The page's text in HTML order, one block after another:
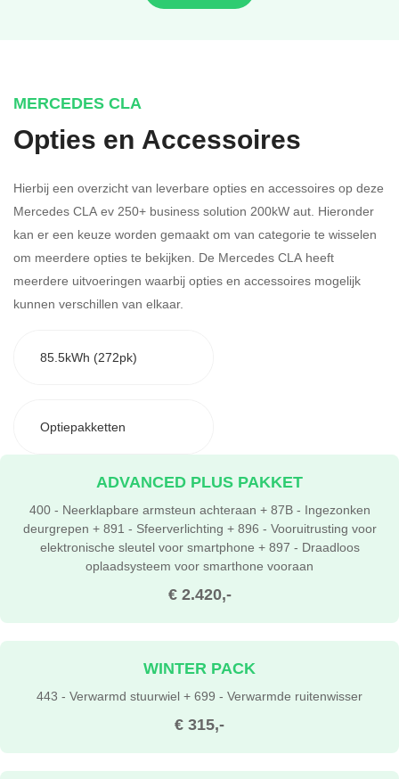
MERCEDES CLA
Opties en Accessoires
Hierbij een overzicht van leverbare opties en accessoires op deze
Mercedes CLA ev 250+ business solution 200kW aut. Hieronder
kan er een keuze worden gemaakt om van categorie te wisselen
om meerdere opties te bekijken. De Mercedes CLA heeft
meerdere uitvoeringen waarbij opties en accessoires mogelijk
kunnen verschillen van elkaar.
85.5kWh (272pk)
Optiepakketten
€ 2.420,-
ADVANCED PLUS PAKKET
400 - Neerklapbare armsteun achteraan + 87B - Ingezonken
deurgrepen + 891 - Sfeerverlichting + 896 - Vooruitrusting voor
elektronische sleutel voor smartphone + 897 - Draadloos
oplaadsysteem voor smarthone vooraan
€ 315,-
WINTER PACK
443 - Verwarmd stuurwiel + 699 - Verwarmde ruitenwisser